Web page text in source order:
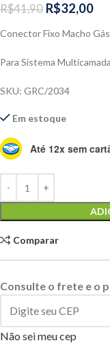
R$41,90 R$32,00
Conector Fixo Macho
Para Sistema
SKU: GRC/2034
Em estoque
Até 12x sem
Comparar
Consulte o frete e o
Não sei meu cep